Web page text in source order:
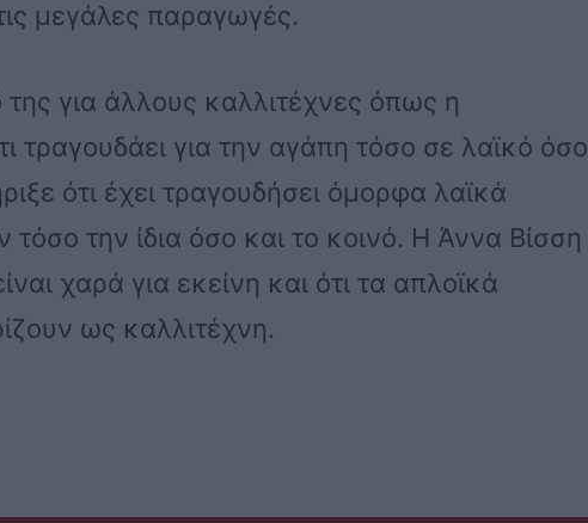
μεγάλες παραγωγές.
για άλλους καλλιτέχνες όπως η
τραγουδάει για την αγάπη τόσο σε λαϊκό όσο
ότι έχει τραγουδήσει όμορφα λαϊκά
τόσο την ίδια όσο και το κοινό. Η Άννα Βίσση
χαρά για εκείνη και ότι τα απλοϊκά
ως καλλιτέχνη.